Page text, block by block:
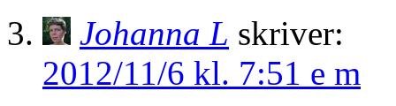
Johanna L skriver:
2012/11/6 kl. 7:51 e m